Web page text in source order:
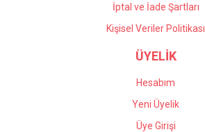
İptal ve İade Şartları
Kişisel Veriler Politikası
ÜYELİK
Hesabım
Yeni Üyelik
Üye Girişi